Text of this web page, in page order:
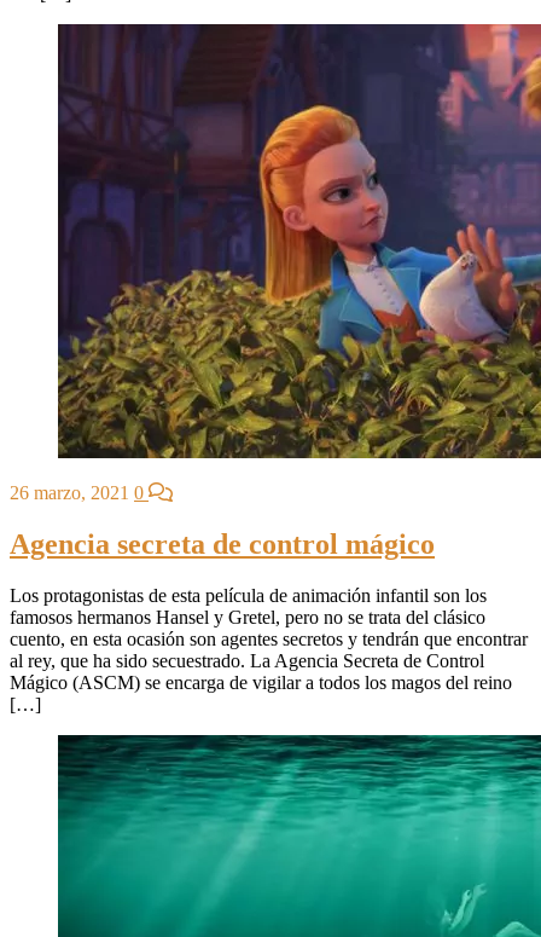
26 marzo, 2021 0
Agencia secreta de control mágico
Los protagonistas de esta película de animación infantil son los
famosos hermanos Hansel y Gretel, pero no se trata del clásico
cuento, en esta ocasión son agentes secretos y tendrán que encontrar
al rey, que ha sido secuestrado. La Agencia Secreta de Control
Mágico (ASCM) se encarga de vigilar a todos los magos del reino
[…]